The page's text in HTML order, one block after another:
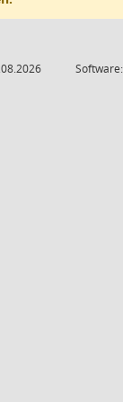
Software: